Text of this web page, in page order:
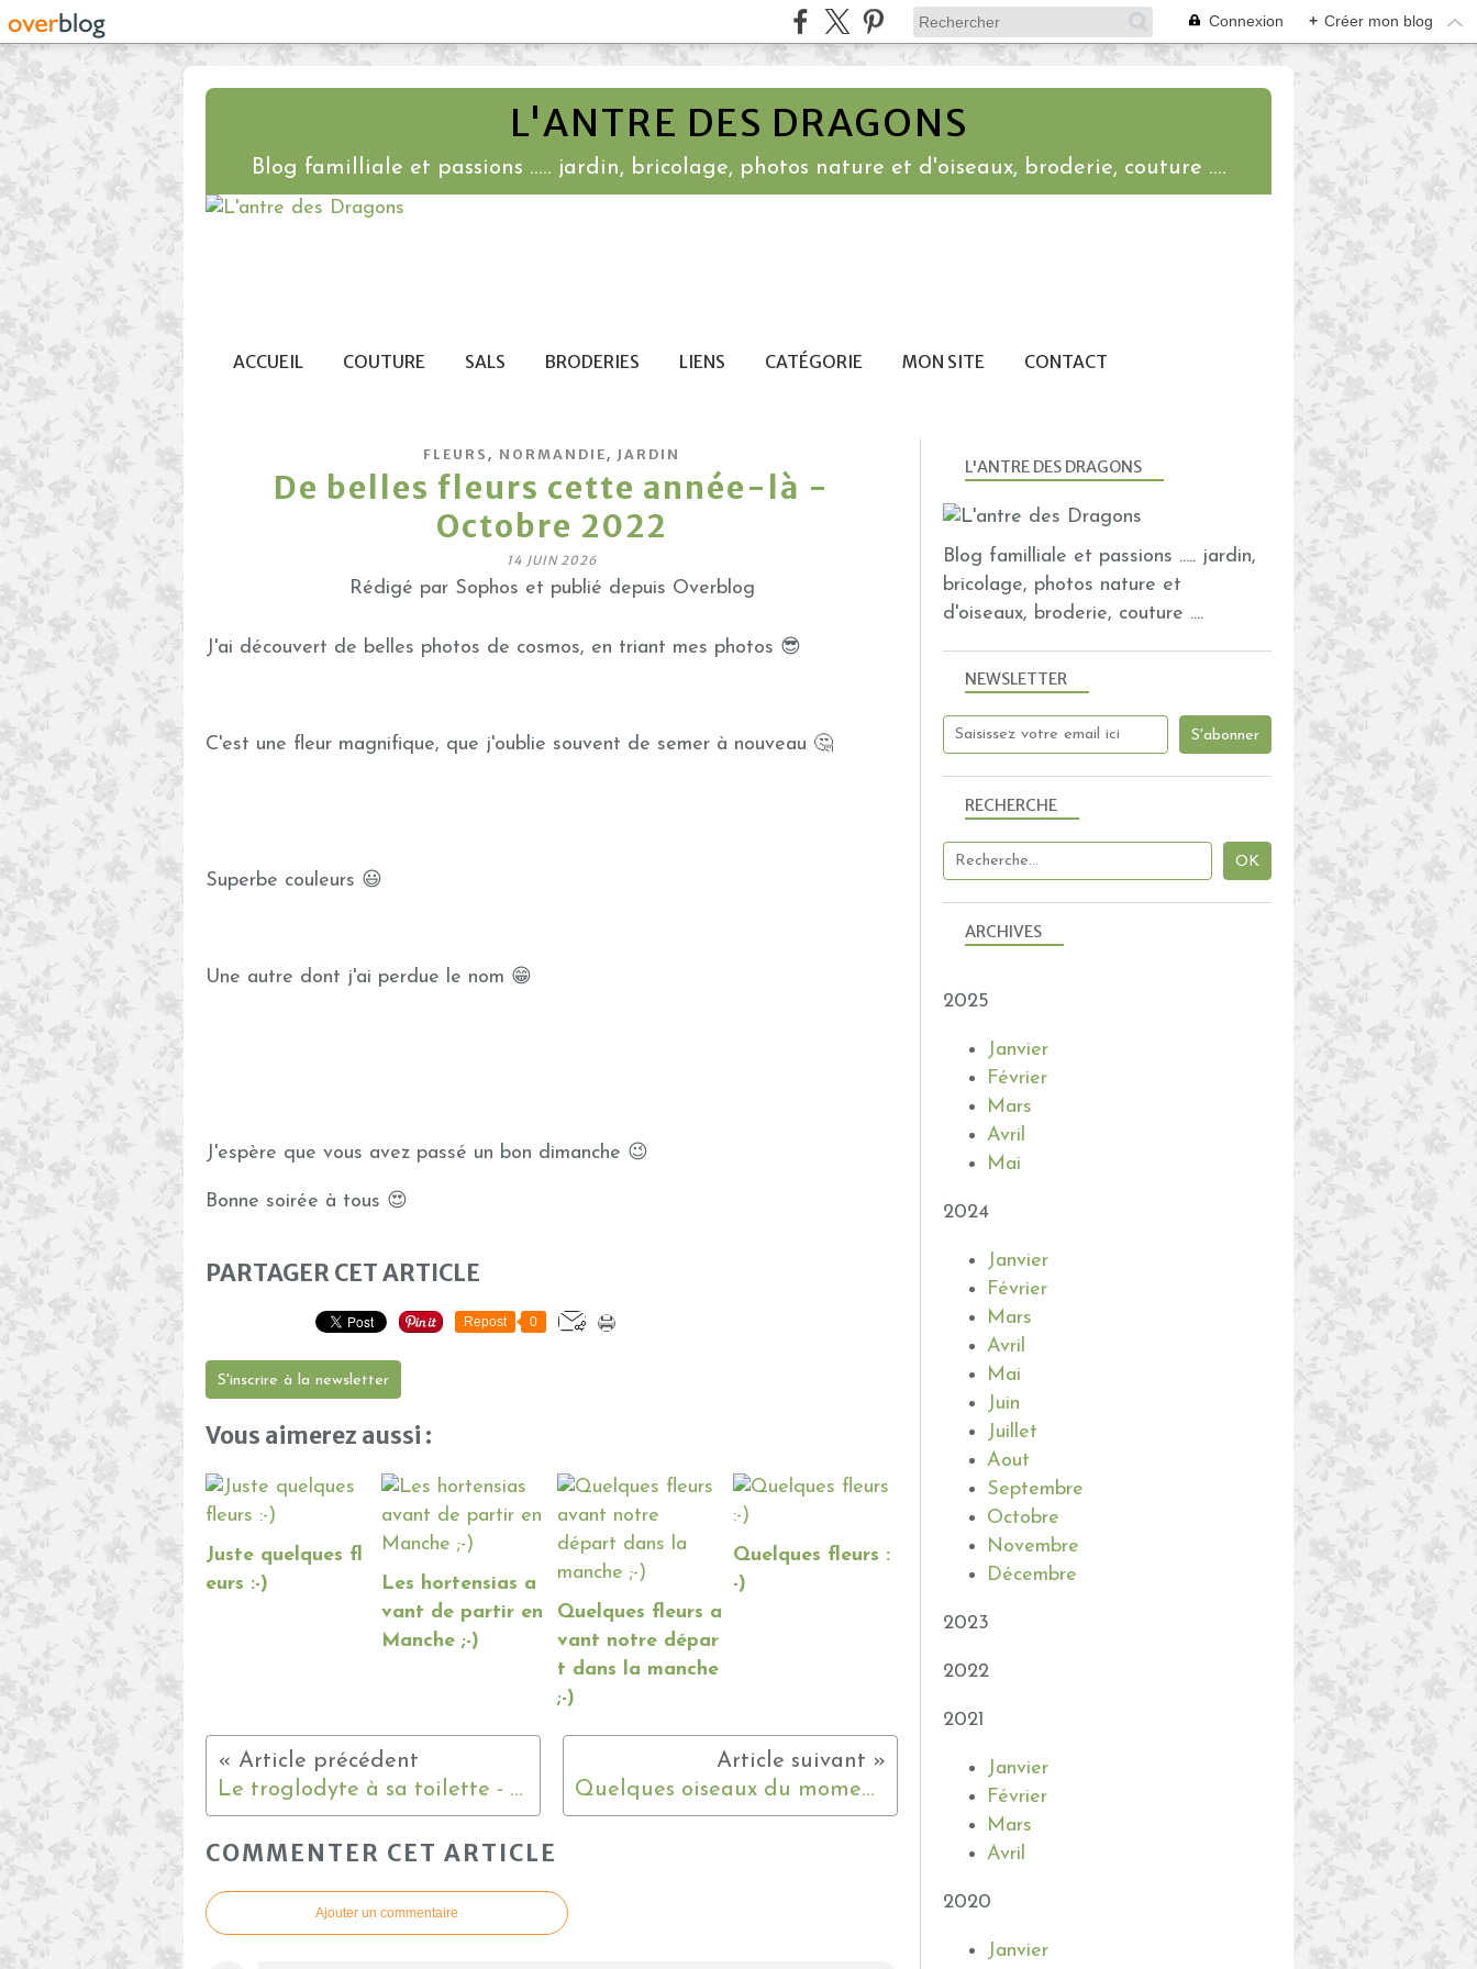
Connexion + Créer mon blog
L'ANTRE DES DRAGONS
Blog familliale et passions ..... jardin, bricolage, photos nature et d'oiseaux, broderie, couture ....
ACCUEIL COUTURE SALS BRODERIES LIENS CATÉGORIE MON SITE CONTACT
FLEURS , NORMANDIE, JARDIN
De belles fleurs cette année-là -
Octobre 2022
14 JUIN 2026
Rédigé par Sophos et publié depuis Overblog
J'ai découvert de belles photos de cosmos, en triant mes photos 😎
C'est une fleur magnifique, que j'oublie souvent de semer à nouveau 🤔
Superbe couleurs 😃
Une autre dont j'ai perdue le nom 😁
J'espère que vous avez passé un bon dimanche 😉
Bonne soirée à tous 😍
PARTAGER CET ARTICLE
Repost 0
S'inscrire à la newsletter
Vous aimerez aussi :
Juste quelques fl
eurs :-)
Les hortensias a
vant de partir en
Manche ;-)
Quelques fleurs a
vant notre dépar
t dans la manche
;-)
Quelques fleurs :
-)
Le troglodyte à sa toilette - Octobre 2022 Quelques oiseaux du moment :-)
COMMENTER CET ARTICLE
Ajouter un commentaire
NEWSLETTER
RECHERCHE
L'ANTRE DES DRAGONS
Blog familliale et passions ..... jardin,
bricolage, photos nature et
d'oiseaux, broderie, couture ....
ARCHIVES
2025
Janvier
Février
Mars
Avril
Mai
2024
Janvier
Février
Mars
Avril
Mai
Juin
Juillet
Aout
Septembre
Octobre
Novembre
Décembre
2023
2022
2021
Janvier
Février
Mars
Avril
2020
Janvier